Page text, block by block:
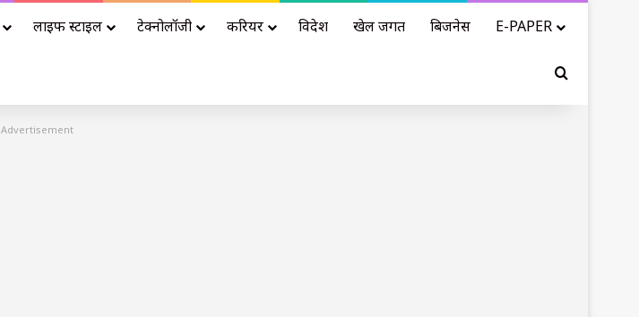
लाइफ स्टाइल टेक्नोलॉजी करियर विदेश खेल जगत बिजनेस E-PAPER
Search for
Advertisement